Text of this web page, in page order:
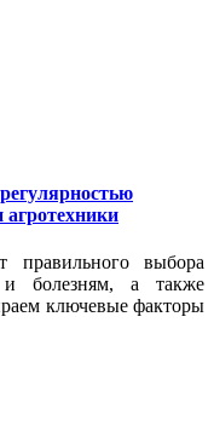
правильного выбора
и болезням, а также
ключевые факторы